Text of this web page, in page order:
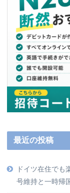
最近の投稿
ドイツ在住でも
号維持と一時帰